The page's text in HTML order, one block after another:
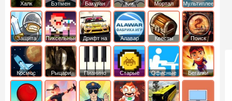
Халк Бэтмен Бакуган
Кик
Бутовский
Мортал
комбат
Мультиплеер
Защита
королевства
Пиксельные
Дрифт на
машинах
Алавар Квесты
Поиск
предметов
Космос Рыцари Пианино Старые Офисные Бегалки